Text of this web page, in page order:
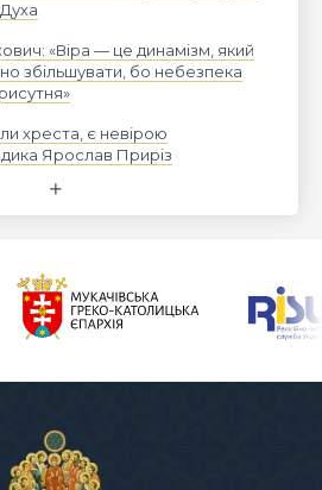
«Віра — це динамізм, який
збільшувати, бо небезпека
хреста, є невірою
Ярослав Приріз